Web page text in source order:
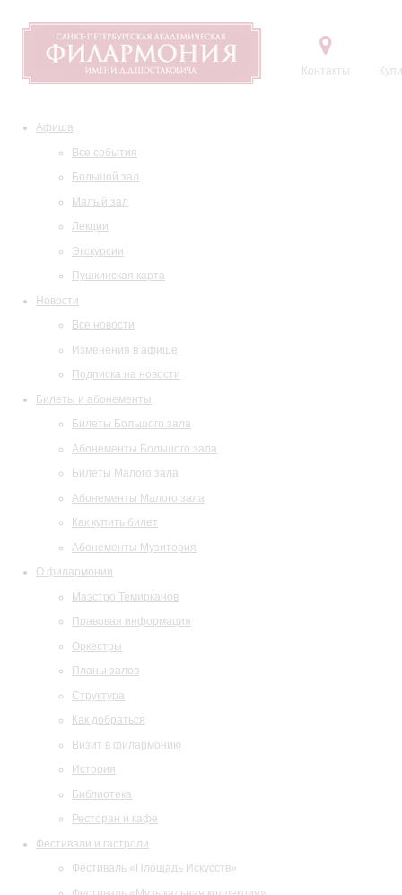
Контакты
Афиша
Все события
Большой зал
Малый зал
Лекции
Экскурсии
Пушкинская карта
Новости
Все новости
Изменения в афише
Подписка на новости
Билеты и абонементы
Билеты Большого зала
Абонементы Большого зала
Билеты Малого зала
Абонементы Малого зала
Как купить билет
Абонементы Музитория
О филармонии
Маэстро Темирканов
Правовая информация
Оркестры
Планы залов
Структура
Как добраться
Визит в филармонию
История
Библиотека
Ресторан и кафе
Фестивали и гастроли
Фестиваль «Площадь Искусств»